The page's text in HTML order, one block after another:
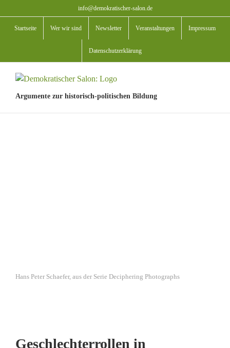
Inhalt
springen
info@demokratischer-salon.de
Startseite Wer wir sind Newsletter Veranstaltungen Impressum
Datenschutzerklärung
Argumente zur historisch-politischen Bildung
Hans Peter Schaefer, aus der Serie Deciphering Photographs
Geschlechterrollen in